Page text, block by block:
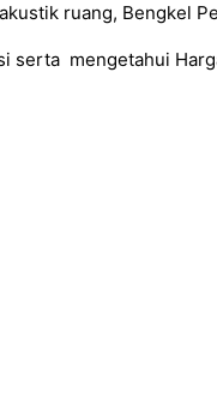
ruang, Bengkel
serta mengetahui